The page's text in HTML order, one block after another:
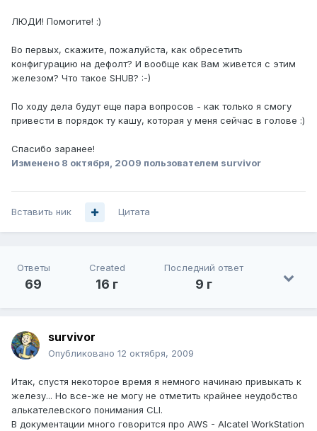
ЛЮДИ! Помогите! :)
Во первых, скажите, пожалуйста, как обресетить
конфигурацию на дефолт? И вообще как Вам живется с этим
железом? Что такое SHUB? :-)
По ходу дела будут еще пара вопросов - как только я смогу
привести в порядок ту кашу, которая у меня сейчас в голове :)
Спасибо заранее!
Изменено 8 октября, 2009 пользователем survivor
Вставить ник Цитата
Ответы
69
Created
16 г
Последний ответ
9 г
survivor
Опубликовано 12 октября, 2009
Итак, спустя некоторое время я немного начинаю привыкать к
железу... Но все-же не могу не отметить крайнее неудобство
алькателевского понимания CLI.
В документации много говорится про AWS - Alcatel WorkStation